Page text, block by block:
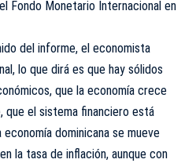
Fondo Monetario Internacional en
del informe, el economista
lo que dirá es que hay sólidos
que la economía crece
que el sistema financiero está
dominicana se mueve
la tasa de inflación, aunque con